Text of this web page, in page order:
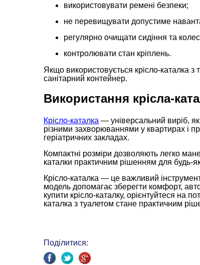
використовувати ремені безпеки;
не перевищувати допустиме
регулярно очищати сидіння та
контролювати стан кріплень.
Якщо використовується крісло-каталка
санітарний контейнер.
Використання крісла-
Крісло-каталка — універсальний виріб,
різними захворюваннями у квартирах і
геріатричних закладах.
Компактні розміри дозволяють легко
каталки практичним рішенням для будь-
Крісло-каталка — це важливий
модель допомагає зберегти комфорт,
купити крісло-каталку, орієнтуйтеся на
каталка з туалетом стане практичним
Поділитися: